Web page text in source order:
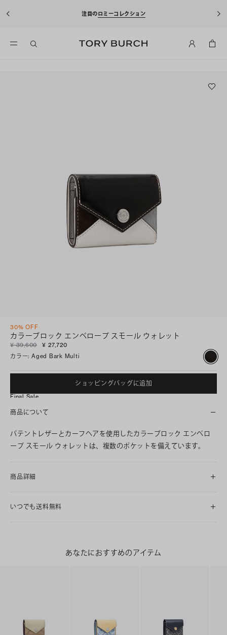
注目のロミーコレクション
30% OFF
カラーブロック エンベロープ スモール ウォレット
¥ 39,600
¥ 27,720
カラー: Aged Bark Multi
ショッピングバッグに追加
Final Sale
商品について
パテントレザーとカーフヘアを使用したカラーブロック エンベロ
ープ スモール ウォレットは、複数のポケットを備えています。
商品詳細
いつでも送料無料
あなたにおすすめのアイテム